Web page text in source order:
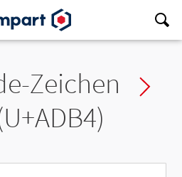
Zeichen